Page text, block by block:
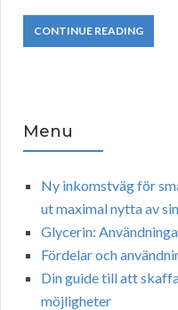
CONTINUE READING
Menu
Ny inkomstväg för
ut maximal nytta av
Glycerin:
Fördelar och
Din guide till att
möjligheter